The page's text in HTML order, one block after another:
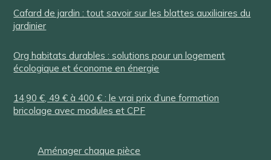
Cafard de jardin : tout savoir sur les blattes auxiliaires du
jardinier
Org habitats durables : solutions pour un logement
écologique et économe en énergie
14,90 €, 49 € à 400 € : le vrai prix d’une formation
bricolage avec modules et CPF
Aménager chaque pièce